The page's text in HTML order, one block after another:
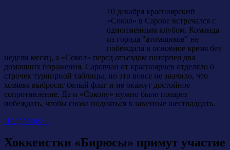
10 декабря красноярский
«Сокол» в Сарове встречался с
одноименным клубом. Команда
из города "атомщиков" не
побеждала в основное время без
недели месяц, а «Сокол» перед отъездом потерпел два
домашних поражения. Саровчан от красноярцев отделяло 6
строчек турнирной таблицы, но это вовсе не значило, что
хозяева выбросят белый флаг и не окажут достойное
сопротивление. Да и «Соколу» нужно было позарез
побеждать, чтобы снова подняться в заветные шестнадцать.
Подробнее...
Хоккеистки «Бирюсы» примут участие